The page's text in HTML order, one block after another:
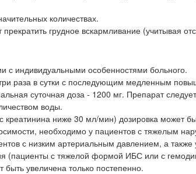
количествах.
грудное вскармливание (учитывая
с индивидуальными особенностями больного.
раза в сутки с последующим медленным
суточная доза - 1200 мг. Препарат
воды.
ниже 30 мл/мин) дозировка может
необходимо у пациентов с тяжелым
с низким артериальным давлением, а также
(пациенты с тяжелой формой ИБС или с
быть увеличена только постепенно.